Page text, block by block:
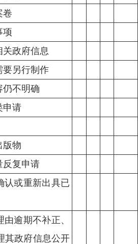
卷
项
关政府信息
要另行制作
仍不明确
申请
版物
反复申请
认或重新出具已
逾期不补正、
其政府信息公开